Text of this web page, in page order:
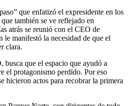
que enfatizó el expresidente en los
también se ve reflejado en
atrás se reunió con el CEO de
le manifestó la necesidad de que el
clara.
que el espacio que ayudó a
el protagonismo perdido. Por eso
hicieron actos para recobrar la primera